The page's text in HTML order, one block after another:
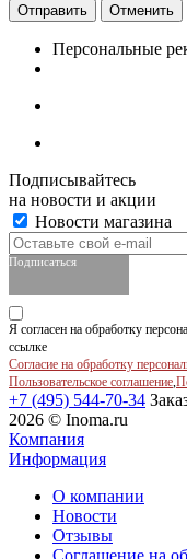
Отменить
Персональные
Подписывайтесь
на новости и акции
Новости магазина
Подписаться
Я согласен на обработку
ссылке
Согласие на обработку
Пользовательское соглашение,
+7 (495) 544-70-34
2026 © Inoma.ru
Компания
Информация
О компании
Новости
Отзывы